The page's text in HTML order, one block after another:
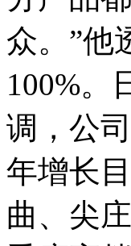
众。”他
100%。
调，公
年增长
曲、尖